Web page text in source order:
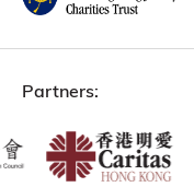
Partners: